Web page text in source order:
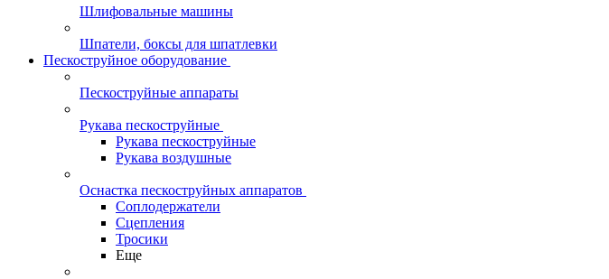
Шлифовальные машины
Шпатели, боксы для шпатлевки
Пескоструйное оборудование
Пескоструйные аппараты
Рукава пескоструйные
Рукава пескоструйные
Рукава воздушные
Оснастка пескоструйных аппаратов
Соплодержатели
Сцепления
Тросики
Еще